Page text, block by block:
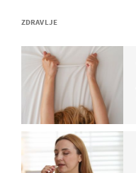
ZDRAVLJE